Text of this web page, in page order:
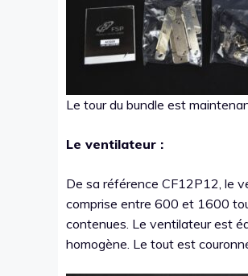
Le tour du bundle est
Le ventilateur :
De sa référence CF12P12, le
comprise entre 600 et 1600
contenues. Le ventilateur est
homogène. Le tout est